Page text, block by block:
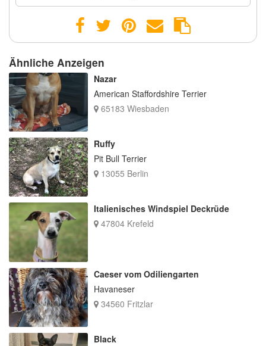
Ähnliche Anzeigen
Nazar
American Staffordshire Terrier
65183 Wiesbaden
Ruffy
Pit Bull Terrier
13055 Berlin
Italienisches Windspiel Deckrüde
47804 Krefeld
Caeser vom Odiliengarten
Havaneser
34560 Fritzlar
Black